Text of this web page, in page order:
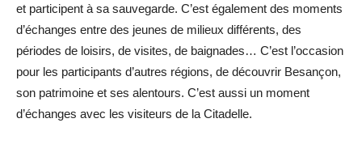
et participent à sa sauvegarde. C’est également des moments
d’échanges entre des jeunes de milieux différents, des
périodes de loisirs, de visites, de baignades… C’est l’occasion
pour les participants d’autres régions, de découvrir Besançon,
son patrimoine et ses alentours. C’est aussi un moment
d’échanges avec les visiteurs de la Citadelle.